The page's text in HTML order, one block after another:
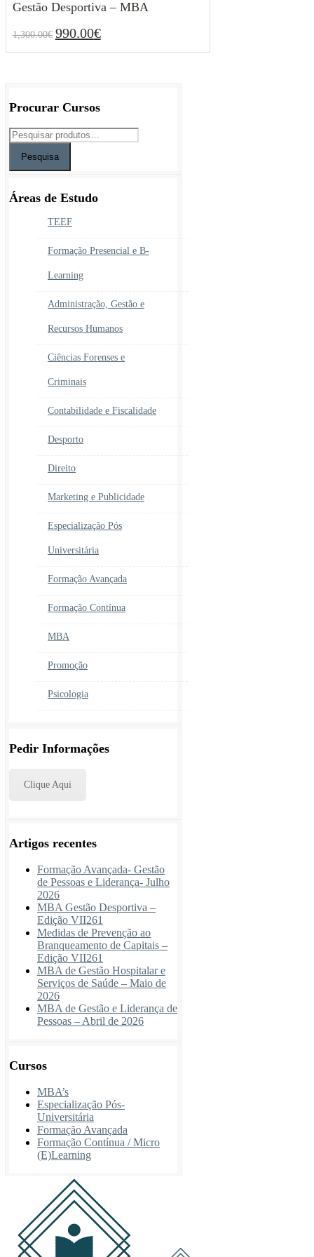
Gestão Desportiva – MBA
1,300.00€ O
preço
original
990.00€O
preço
atual
1,300.00€
Procurar Cursos
Pesquisa
Áreas de Estudo
TEEF
Formação Presencial e B-
Learning
Administração, Gestão e
Recursos Humanos
Ciências Forenses e
Criminais
Contabilidade e Fiscalidade
Desporto
Direito
Marketing e Publicidade
Especialização Pós
Universitária
Formação Avançada
Formação Contínua
MBA
Promoção
Psicologia
Pedir Informações
Clique Aqui
Artigos recentes
Formação Avançada- Gestão
de Pessoas e Liderança- Julho
2026
MBA Gestão Desportiva –
Edição VII261
Medidas de Prevenção ao
Branqueamento de Capitais –
Edição VII261
MBA de Gestão Hospitalar e
Serviços de Saúde – Maio de
2026
MBA de Gestão e Liderança de
Pessoas – Abril de 2026
Cursos
MBA’s
Especialização Pós-
Universitária
Formação Avançada
Formação Contínua / Micro
(E)Learning